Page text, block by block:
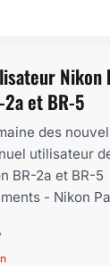
Nikon
et BR-5
des
utilisateur
BR-2a et BR-5
- Nikon